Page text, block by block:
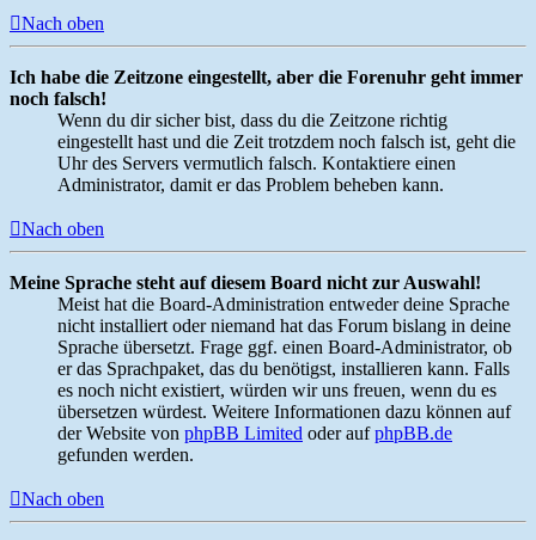
Nach oben
Ich habe die Zeitzone eingestellt, aber die Forenuhr geht immer
noch falsch!
Wenn du dir sicher bist, dass du die Zeitzone richtig
eingestellt hast und die Zeit trotzdem noch falsch ist, geht die
Uhr des Servers vermutlich falsch. Kontaktiere einen
Administrator, damit er das Problem beheben kann.
Nach oben
Meine Sprache steht auf diesem Board nicht zur Auswahl!
Meist hat die Board-Administration entweder deine Sprache
nicht installiert oder niemand hat das Forum bislang in deine
Sprache übersetzt. Frage ggf. einen Board-Administrator, ob
er das Sprachpaket, das du benötigst, installieren kann. Falls
es noch nicht existiert, würden wir uns freuen, wenn du es
übersetzen würdest. Weitere Informationen dazu können auf
der Website von phpBB Limited oder aufphpBB.de
gefunden werden.
Nach oben